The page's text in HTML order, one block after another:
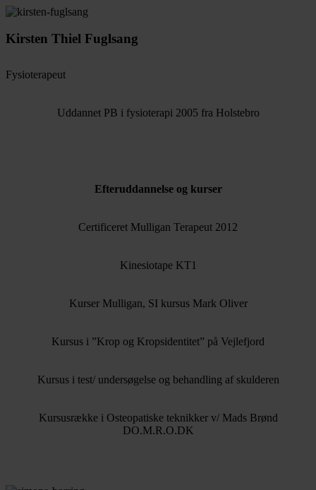
Kirsten Thiel Fuglsang
Fysioterapeut
Uddannet PB i fysioterapi 2005 fra Holstebro
Efteruddannelse og kurser
Certificeret Mulligan Terapeut 2012
Kinesiotape KT1
Kurser Mulligan, SI kursus Mark Oliver
Kursus i ”Krop og Kropsidentitet” på Vejlefjord
Kursus i test/ undersøgelse og behandling af skulderen
Kursusrække i Osteopatiske teknikker v/ Mads Brønd
DO.M.R.O.DK